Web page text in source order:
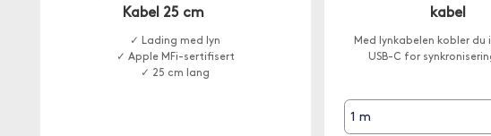
Kabel 25 cm
✓ Lading med lyn
✓ Apple MFi-sertifisert
✓ 25 cm lang
kabel
Med lynkabelen kobler du
USB-C for
1 m